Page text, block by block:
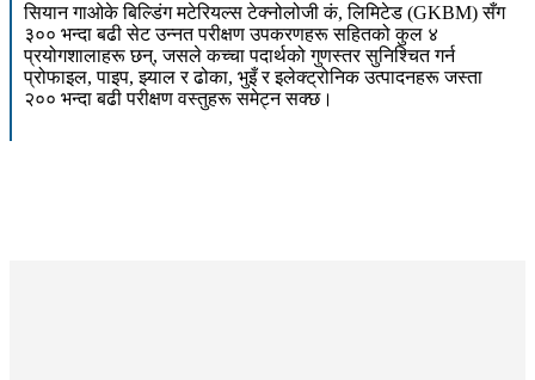
सियान गाओके बिल्डिंग मटेरियल्स टेक्नोलोजी कं, लिमिटेड (GKBM) सँग
३०० भन्दा बढी सेट उन्नत परीक्षण उपकरणहरू सहितको कुल ४
प्रयोगशालाहरू छन्, जसले कच्चा पदार्थको गुणस्तर सुनिश्चित गर्न
प्रोफाइल, पाइप, झ्याल र ढोका, भुइँ र इलेक्ट्रोनिक उत्पादनहरू जस्ता
२०० भन्दा बढी परीक्षण वस्तुहरू समेट्न सक्छ।